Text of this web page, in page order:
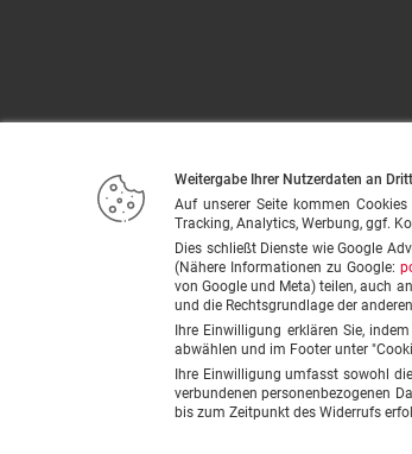
Weitergabe Ihrer Nutzerdaten an
Auf unserer Seite kommen
Tracking, Analytics, Werbung, ggf.
Dies schließt Dienste wie Google
(Nähere Informationen zu Google:
von Google und Meta) teilen, auch
und die Rechtsgrundlage der
Ihre Einwilligung erklären Sie,
abwählen und im Footer unter
Ihre Einwilligung umfasst sowohl
verbundenen personenbezogenen
bis zum Zeitpunkt des Widerrufs